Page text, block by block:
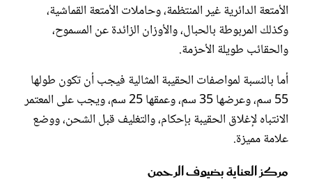
الأمتعة الدائرية غير المنتظمة، وحاملات الأمتعة القماشية،
وكذلك المربوطة بالحبال، والأوزان الزائدة عن المسموح،
والحقائب طويلة الأحزمة.
أما بالنسبة لمواصفات الحقيبة المثالية فيجب أن تكون طولها
55 سم، وعرضها 35 سم، وعمقها 25 سم، ويجب على المعتمر
الانتباه لإغلاق الحقيبة بإحكام، والتغليف قبل الشحن، ووضع
علامة مميزة.
مركز العناية بضيوف الرحمن